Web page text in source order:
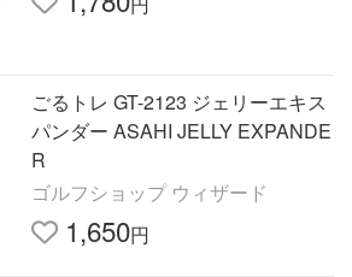
ごるトレ GT-2123 ジェリーエキス
パンダー ASAHI JELLY EXPANDE
R
ゴルフショップ ウィザード
1,650円